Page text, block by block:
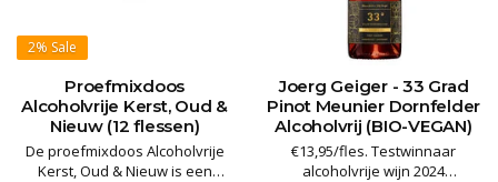
2% Sale
Proefmixdoos
Alcoholvrije Kerst, Oud &
Nieuw (12 flessen)
De proefmixdoos Alcoholvrije
Kerst, Oud & Nieuw is een
Joerg Geiger - 33 Grad
Pinot Meunier Dornfelder
Alcoholvrij (BIO-VEGAN)
€13,95/fles. Testwinnaar
alcoholvrije wijn 2024